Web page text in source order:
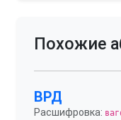
Похожие
ВРД
Расшифровка: